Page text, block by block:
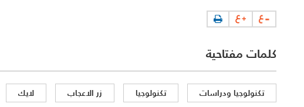
كلمات مفتاحية
تكنولوجيا ودراسات تكنولوجيا زر الاعجاب لايك